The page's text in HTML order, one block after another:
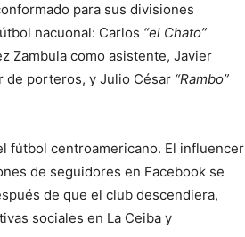
para sus divisiones
nacuonal: Carlos “el Chato”
Zambula como asistente, Javier
de porteros, y Julio César “Rambo”
fútbol centroamericano. El influencer
de seguidores en Facebook se
de que el club descendiera,
sociales en La Ceiba y